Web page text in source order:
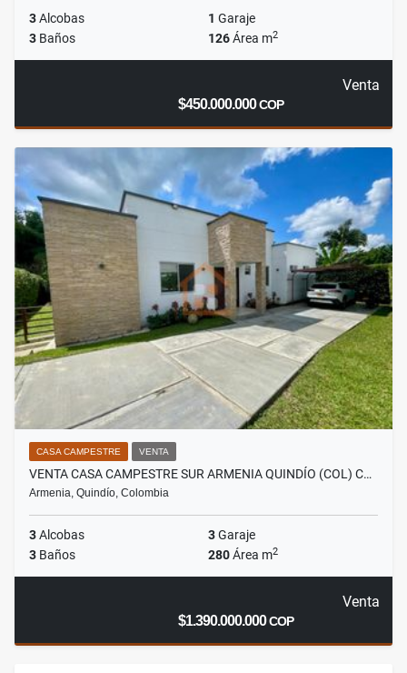
3Alcobas 1 Garaje
3 Baños 126Área m2
Venta
$450.000.000COP
CASA CAMPESTRE VENTA
VENTA CASA CAMPESTRE SUR ARMENIA QUINDÍO (COL) C…
Armenia, Quindío, Colombia
3Alcobas 3Garaje
3 Baños 280Área m2
Venta
$1.390.000.000COP